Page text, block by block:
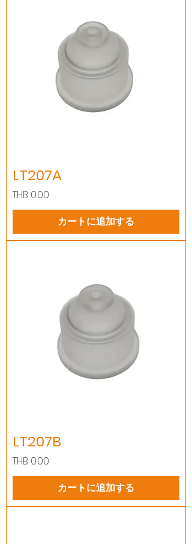
LT207A
価格
THB 0.00
カートに追加する
LT207B
価格
THB 0.00
カートに追加する